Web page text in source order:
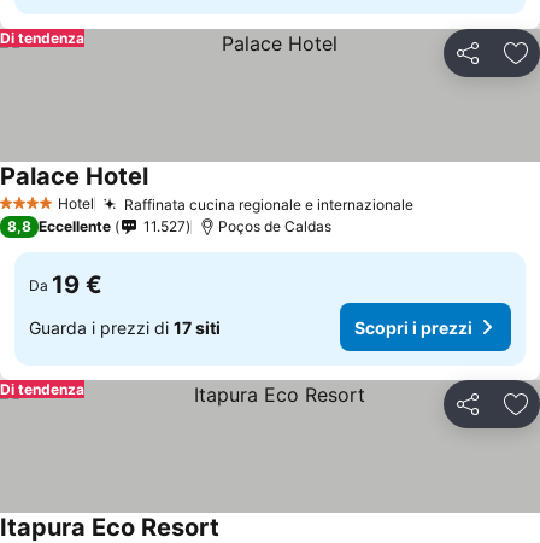
Condividi
Di tendenza
4 Stelle Hotel Raffinata cucina regionale e internazionale
Palace Hotel
8,8 Eccellente 11.527 Poços de Caldas
Da 19 €
Guarda i prezzi di 17 siti Scopri i prezzi
Condividi
Di tendenza
Itapura Eco Resort